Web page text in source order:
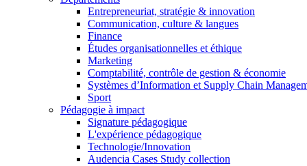
Entrepreneuriat, stratégie & innovation
Communication, culture & langues
Finance
Études organisationnelles et éthique
Marketing
Comptabilité, contrôle de gestion & économie
Systèmes d’Information et Supply Chain
Sport
Pédagogie à impact
Signature pédagogique
L'expérience pédagogique
Technologie/Innovation
Audencia Cases Study collection